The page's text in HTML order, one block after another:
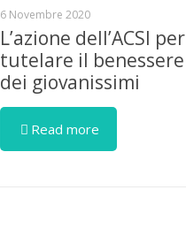
6 Novembre 2020
L’azione dell’ACSI per
tutelare il benessere
dei giovanissimi
Read more